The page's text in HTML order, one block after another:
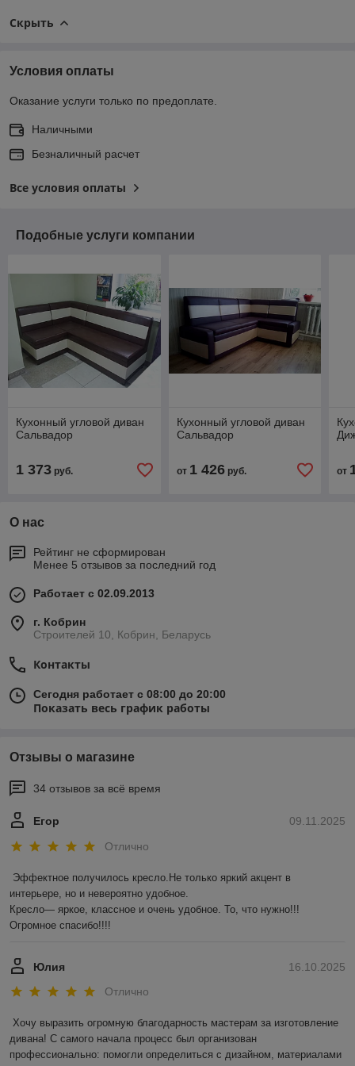
Скрыть
Условия оплаты
Оказание услуги только по предоплате.
Наличными
Безналичный расчет
Все условия оплаты
Подобные услуги компании
Кухонный угловой диван
Сальвадор
1 373 руб.
Кухонный угловой диван
Сальвадор
от 1 426руб. от
О нас
Рейтинг не сформирован
Менее 5 отзывов за последний год
Работает с 02.09.2013
г. Кобрин
Строителей 10, Кобрин, Беларусь
Контакты
Сегодня работает с 08:00 до 20:00
Показать весь график работы
Отзывы о магазине
34 отзывов за всё время
09.11.2025
Егор
Отлично
Эффектное получилось кресло.Не только яркий акцент в
интерьере, но и невероятно удобное.
Кресло— яркое, классное и очень удобное. То, что нужно!!!
Огромное спасибо!!!!
16.10.2025
Юлия
Отлично
Хочу выразить огромную благодарность мастерам за изготовление
дивана! С самого начала процесс был организован
профессионально: помогли определиться с дизайном, материалами